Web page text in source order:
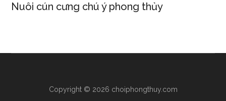
Nuôi cún cưng chú ý phong thủy
Copyright © 2026 choiphongthuy.com